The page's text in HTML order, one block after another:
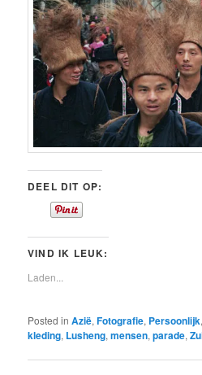
DEEL DIT OP:
VIND IK LEUK:
Laden...
Posted in Azië,Fotografie, Persoonlijk
kleding, Lusheng,mensen,parade,